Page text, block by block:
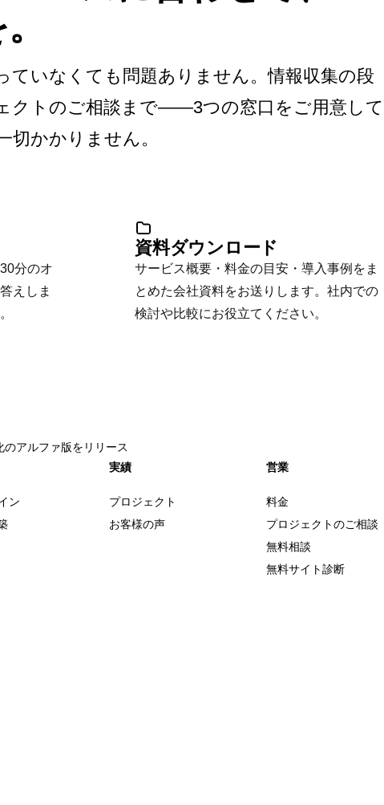
ていなくても問題ありません。情報収集の段
クトのご相談まで——3つの窓口をご用意して
切かかりません。
分のオ
えしま
資料ダウンロード
サービス概要・料金の目安・導入事例をま
とめた会社資料をお送りします。社内での
検討や比較にお役立てください。
のアルファ版をリリース
ン
実績
プロジェクト
お客様の声
営業
料金
プロジェクトのご相談
無料相談
無料サイト診断